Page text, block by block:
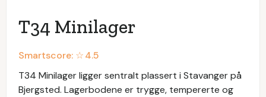
T34 Minilager
Smartscore: ☆4.5
T34 Minilager ligger sentralt plassert i Stavanger på
Bjergsted. Lagerbodene er trygge, tempererte og